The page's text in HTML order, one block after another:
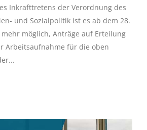
Inkrafttretens der Verordnung des
und Sozialpolitik ist es ab dem 28.
möglich, Anträge auf Erteilung
Arbeitsaufnahme für die oben